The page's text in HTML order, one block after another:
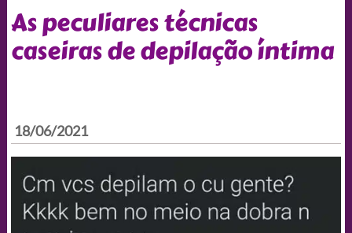
As peculiares técnicas
caseiras de depilação íntima
18/06/2021